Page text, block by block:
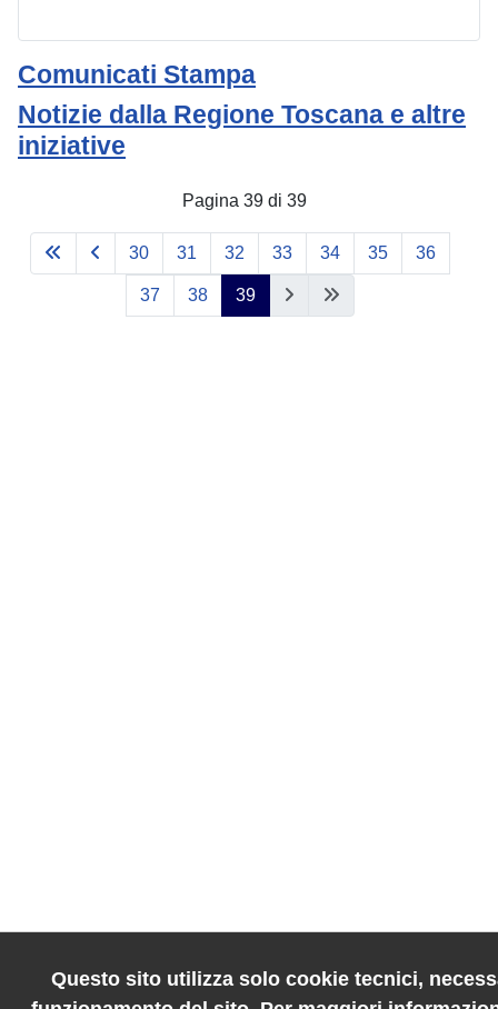
Comunicati Stampa
Notizie dalla Regione Toscana e altre
iniziative
Pagina 39 di 39
30 31 32 33 34 35 36
37 38 39
Questo sito utilizza solo cookie tecnici,